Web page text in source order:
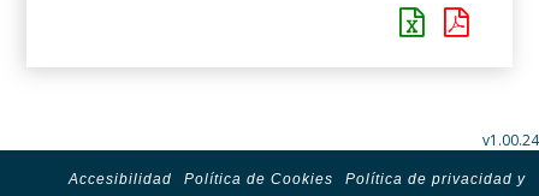
v1.00.24
Accesibilidad Política de Cookies
Política de privacidad y